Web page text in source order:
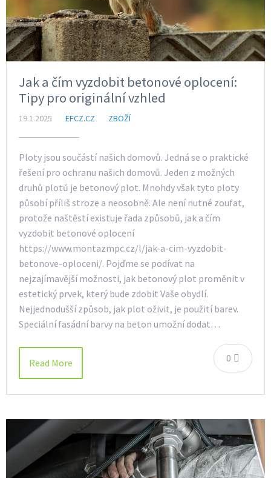
Jak a čím vyzdobit betonové oplocení:
Tipy pro originální vzhled
19.1.2025 EFCZ.CZ ZBOŽÍ
Ploty jsou součástí našich domovů. Jedná se o praktické
řešení pro ochranu našich domovů. Jeden z možných
druhů plotů je betonový plot. Mnohdy však tyto ploty
působí příliš stroze a neosobně. Ale není nutné zoufat,
protože naštěstí existuje řada způsobů, jak a čím
vyzdobit betonové oplocení
https://www.montazmpc.cz/l/jak-a-cim-vyzdobit-
betonove-oploceni/. Pojďme se podívat na
nejzajímavější možnosti, jak betonový plot proměnit v
estetický prvek, který bude zdobit Vaše obydlí.
Nejjednodušší způsob, jak plot oživit, je použití barev.
Speciální fasádní barvy na beton umožní dodat…
0
Read More